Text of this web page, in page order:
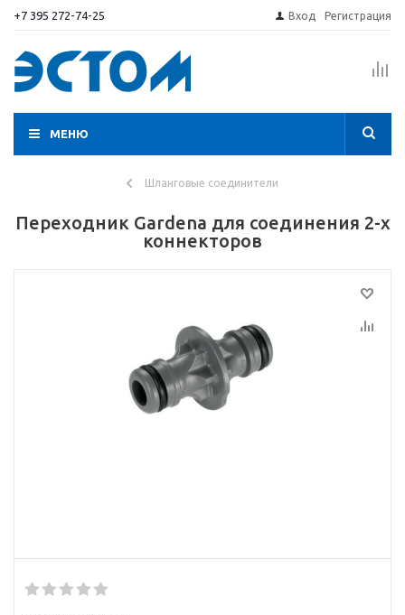
+7 395 272-74-25 Вход Регистрация
МЕНЮ
Шланговые соединители
Переходник Gardena для соединения 2-х
коннекторов